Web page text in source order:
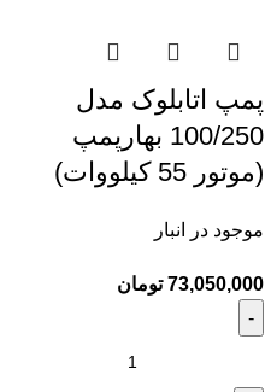
پمپ اتابلوک مدل
100/250 بهارپمپ
(موتور 55 کیلووات)
موجود در انبار
73,050,000 تومان